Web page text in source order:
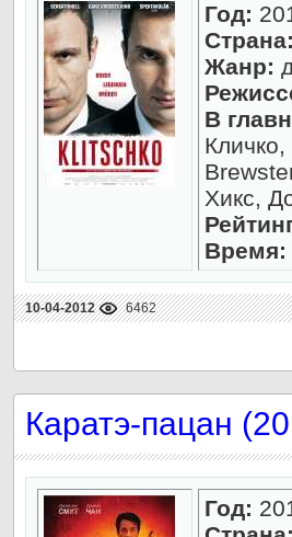
Год:
Страна:
Жанр:
В
Хикс,
Время:
10-04-2012 6462
Каратэ-пацан
Год: